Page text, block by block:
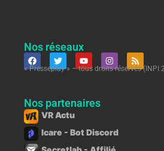
Nos réseaux
« Presseplay » – tous droits réservés (INPI
Nos partenaires
VR Actu
Icare - Bot Discord